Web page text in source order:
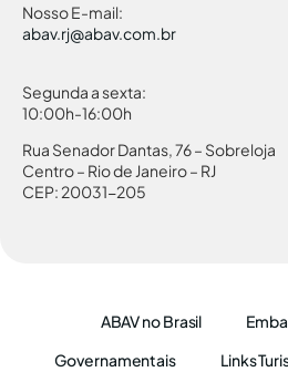
Nosso E-mail:
abav.rj@abav.com.br
Segunda a sexta:
10:00h-16:00h
Rua Senador Dantas, 76 – Sobreloja
Centro – Rio de Janeiro – RJ
CEP: 20031-205
ABAV no Brasil
Governamentais
Links